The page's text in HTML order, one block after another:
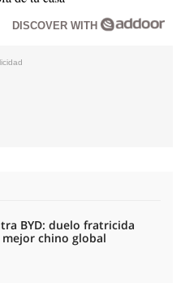
DISCOVER WITH
BYD: duelo fratricida
chino global